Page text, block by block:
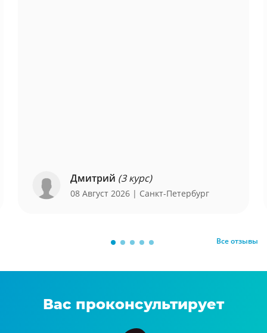
Дмитрий (3 курс)
08 Август 2026 | Санкт-Петербург
Все отзывы
Вас проконсультирует